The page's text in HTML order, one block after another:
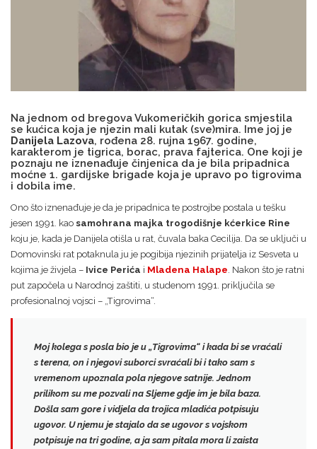
Na jednom od bregova Vukomeričkih gorica smjestila
se kućica koja je njezin mali kutak (sve)mira. Ime joj je
Danijela Lazova, rođena 28. rujna 1967. godine,
karakterom je tigrica, borac, prava fajterica. One koji je
poznaju ne iznenađuje činjenica da je bila pripadnica
moćne 1. gardijske brigade koja je upravo po tigrovima
i dobila ime.
Ono što iznenađuje je da je pripadnica te postrojbe postala u tešku
jesen 1991. kao samohrana majka trogodišnje kćerkice Rine
koju je, kada je Danijela otišla u rat, čuvala baka Cecilija. Da se uključi u
Domovinski rat potaknula ju je pogibija njezinih prijatelja iz Sesveta u
kojima je živjela – Ivice Perića i Mladena Halape . Nakon što je ratni
put započela u Narodnoj zaštiti, u studenom 1991. priključila se
profesionalnoj vojsci – „Tigrovima“.
Moj kolega s posla bio je u „Tigrovima“ i kada bi se vraćali
s terena, on i njegovi suborci svraćali bi i tako sam s
vremenom upoznala pola njegove satnije. Jednom
prilikom su me pozvali na Sljeme gdje im je bila baza.
Došla sam gore i vidjela da trojica mladića potpisuju
ugovor. U njemu je stajalo da se ugovor s vojskom
potpisuje na tri godine, a ja sam pitala mora li zaista